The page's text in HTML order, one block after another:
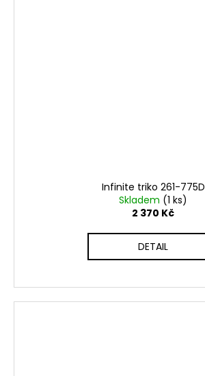
Infinite triko 261-775D
Skladem (1 ks)
2 370 Kč
DETAIL